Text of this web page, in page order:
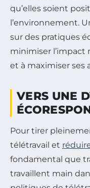
qu’elles soient
l’environnement.
sur des pratiques
minimiser l’impact
et à maximiser ses
VERS UNE
Pour tirer
télétravail et
fondamental que
travaillent main